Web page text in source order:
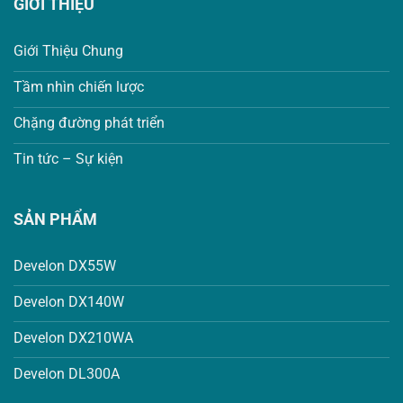
GIỚI THIỆU
Giới Thiệu Chung
Tầm nhìn chiến lược
Chặng đường phát triển
Tin tức – Sự kiện
SẢN PHẨM
Develon DX55W
Develon DX140W
Develon DX210WA
Develon DL300A